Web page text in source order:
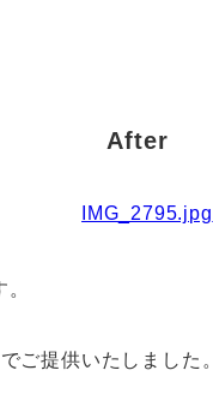
After
ご提供いたしました。